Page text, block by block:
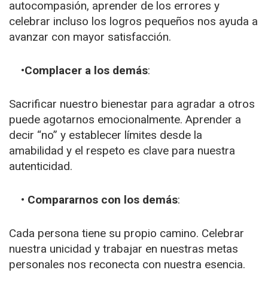
autocompasión, aprender de los errores y
celebrar incluso los logros pequeños nos ayuda a
avanzar con mayor satisfacción.
•Complacer a los demás:
Sacrificar nuestro bienestar para agradar a otros
puede agotarnos emocionalmente. Aprender a
decir “no” y establecer límites desde la
amabilidad y el respeto es clave para nuestra
autenticidad.
• Compararnos con los demás:
Cada persona tiene su propio camino. Celebrar
nuestra unicidad y trabajar en nuestras metas
personales nos reconecta con nuestra esencia.